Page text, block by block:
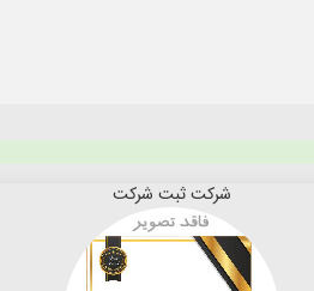
شرکت ثبت شرکت